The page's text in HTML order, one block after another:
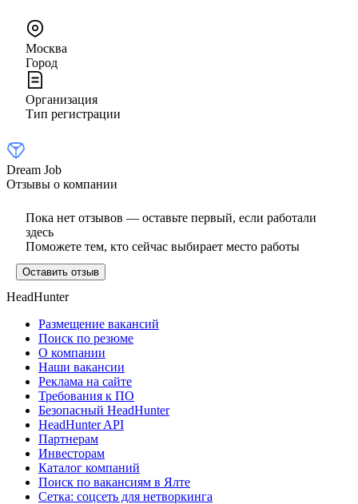
Москва
Город
Организация
Тип регистрации
Dream Job
Отзывы о компании
Пока нет отзывов — оставьте первый, если работали
здесь
Поможете тем, кто сейчас выбирает место работы
Оставить отзыв
HeadHunter
Размещение вакансий
Поиск по резюме
О компании
Наши вакансии
Реклама на сайте
Требования к ПО
Безопасный HeadHunter
HeadHunter API
Партнерам
Инвесторам
Каталог компаний
Поиск по вакансиям в Ялте
Сетка: соцсеть для нетворкинга